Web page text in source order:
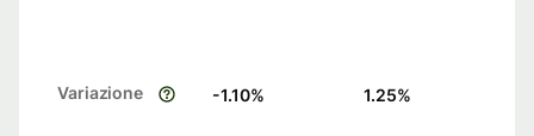
Variazione -1.10% 1.25%